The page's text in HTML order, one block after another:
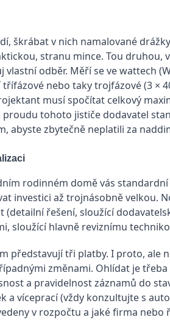
škrábat v nich namalované
stranu mince. Tou druhou,
vlastní odběr. Měří se ve wattech
nebo taky trojfázové (3 ×
musí spočítat celkový
proudu tohoto jističe dodavatel
abyste zbytečně neplatili za
rodinném domě vás
investici až trojnásobně velkou.
(detailní řešení, sloužící
sloužící hlavně reviznímu
představují tři platby. I proto, ale
změnami. Ohlídat je
a pravidelnost záznamů do
a víceprací (vždy konzultujte s
v rozpočtu a jaké firma nebo